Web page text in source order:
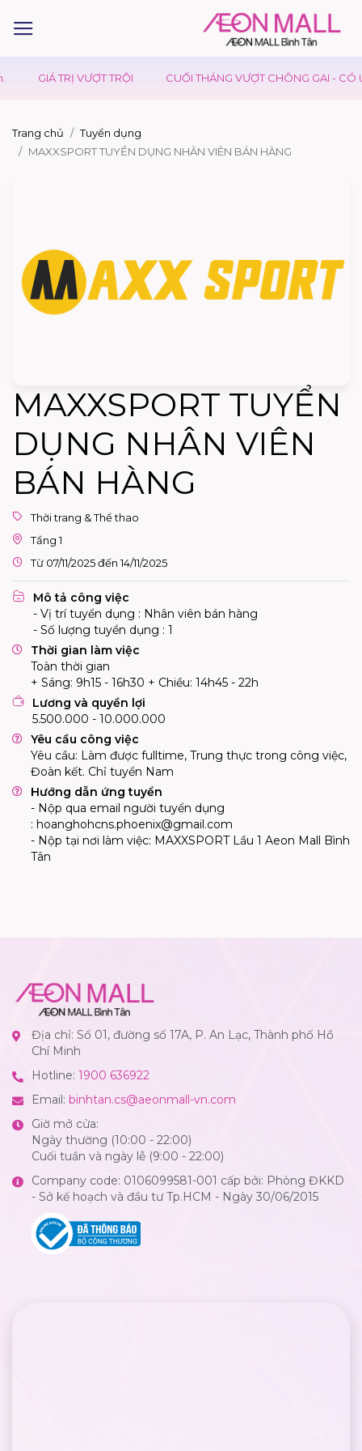
GIÁ TRỊ VƯỢT TRỘI CUỐI THÁNG VƯỢT CHÔNG GAI - CÓ
Trang chủ
Tuyển dụng
MAXXSPORT TUYỂN DỤNG NHÂN VIÊN BÁN HÀNG
MAXXSPORT TUYỂN
DỤNG NHÂN VIÊN
BÁN HÀNG
Thời trang & Thể thao
Tầng 1
Từ 07/11/2025 đến 14/11/2025
Mô tả công việc
- Vị trí tuyển dụng : Nhân viên bán hàng
- Số lượng tuyển dụng : 1
Thời gian làm việc
Toàn thời gian
+ Sáng: 9h15 - 16h30 + Chiều: 14h45 - 22h
Lương và quyền lợi
5.500.000 - 10.000.000
Yêu cầu công việc
Yêu cầu: Làm được fulltime, Trung thực trong công việc,
Đoàn kết. Chỉ tuyển Nam
Hướng dẫn ứng tuyển
- Nộp qua email người tuyển dụng
: hoanghohcns.phoenix@gmail.com
- Nộp tại nơi làm việc: MAXXSPORT Lầu 1 Aeon Mall Bình
Tân
Địa chỉ: Số 01, đường số 17A, P. An Lạc, Thành phố Hồ
Chí Minh
Hotline: 1900 636922
Email: binhtan.cs@aeonmall-vn.com
Giờ mở cửa:
Ngày thường (10:00 - 22:00)
Cuối tuần và ngày lễ (9:00 - 22:00)
Company code: 0106099581-001 cấp bởi: Phòng ĐKKD
- Sở kế hoạch và đầu tư Tp.HCM - Ngày 30/06/2015